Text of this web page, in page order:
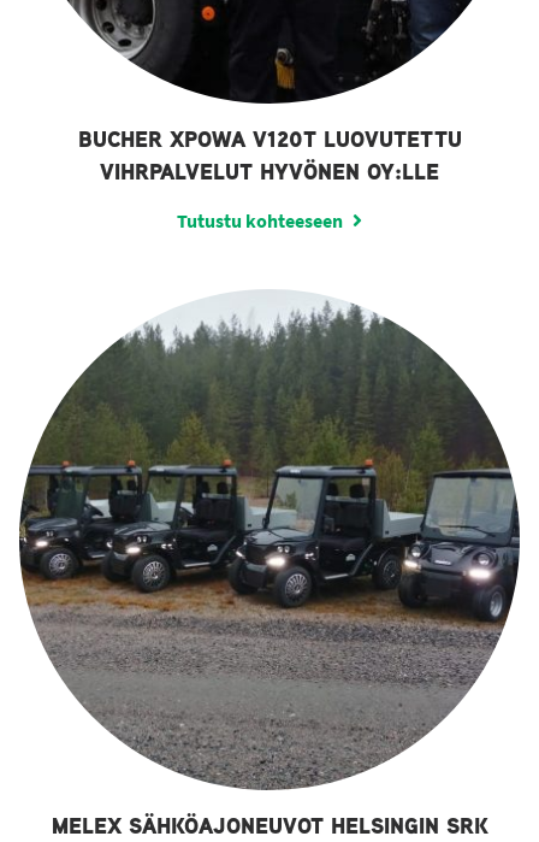
BUCHER XPOWA V120T LUOVUTETTU
VIHRPALVELUT HYVÖNEN OY:LLE
Tutustu kohteeseen
MELEX SÄHKÖAJONEUVOT HELSINGIN SRK